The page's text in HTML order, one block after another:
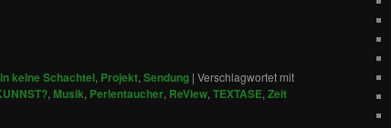
keine Schachtel, Projekt, Sendung | Verschlagwortet mit
, Musik, Perlentaucher, ReView, TEXTASE, Zeit